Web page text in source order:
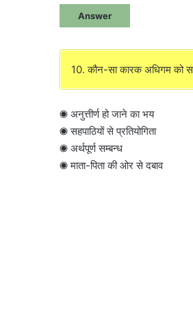
Answer
10. कौन-सा कारक अधिगम को
◉ अनुत्तीर्ण हो जाने का भय
◉ सहपाठियों से प्रतियोगिता
◉ अर्थपूर्ण सम्बन्ध
◉ माता-पिता की ओर से दबाव